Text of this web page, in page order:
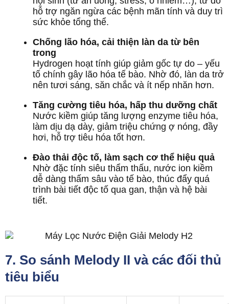
hỗ trợ ngăn ngừa các bệnh mãn tính và duy trì
sức khỏe tổng thể.
Chống lão hóa, cải thiện làn da từ bên
trong
Hydrogen hoạt tính giúp giảm gốc tự do – yếu
tố chính gây lão hóa tế bào. Nhờ đó, làn da trở
nên tươi sáng, săn chắc và ít nếp nhăn hơn.
Tăng cường tiêu hóa, hấp thu dưỡng chất
Nước kiềm giúp tăng lượng enzyme tiêu hóa,
làm dịu dạ dày, giảm triệu chứng ợ nóng, đầy
hơi, hỗ trợ tiêu hóa tốt hơn.
Đào thải độc tố, làm sạch cơ thể hiệu quả
Nhờ đặc tính siêu thẩm thấu, nước ion kiềm
dễ dàng thấm sâu vào tế bào, thúc đẩy quá
trình bài tiết độc tố qua gan, thận và hệ bài
tiết.
7. So sánh Melody II và các đối thủ
tiêu biểu